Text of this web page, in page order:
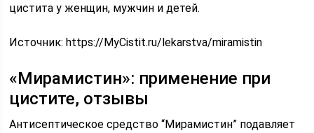
цистита у женщин, мужчин и детей.
Источник:https://MyCistit.ru/lekarstva/miramistin
«Мирамистин»: применение при
цистите, отзывы
Антисептическое средство “Мирамистин” подавляет